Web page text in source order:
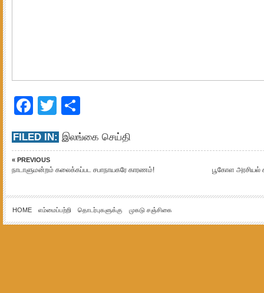
Facebook
Twitter
FILED IN: இலங்கை செய்தி
« PREVIOUS
நாடாளுமன்றம் கலைக்கப்பட சபாநாயகரே காரணம்! பூகோள அரசியல்
HOME எம்மைப்பற்றி தொடர்புகளுக்கு முகடு சஞ்சிகை